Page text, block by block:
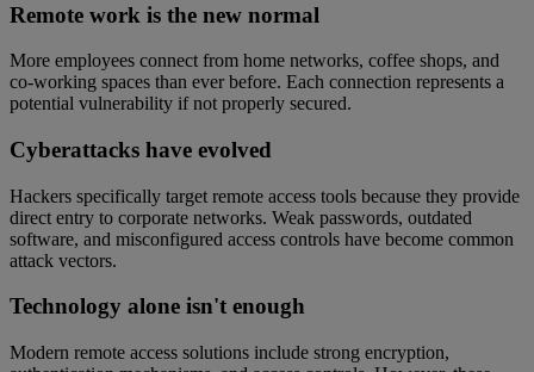
Remote work is the new normal
More employees connect from home networks, coffee shops, and
co-working spaces than ever before. Each connection represents a
potential vulnerability if not properly secured.
Cyberattacks have evolved
Hackers specifically target remote access tools because they provide
direct entry to corporate networks. Weak passwords, outdated
software, and misconfigured access controls have become common
attack vectors.
Technology alone isn't enough
Modern remote access solutions include strong encryption,